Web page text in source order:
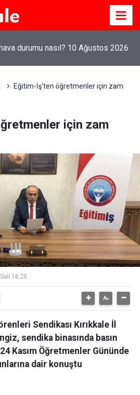
durumu nasıl? 10 Ağustos 2026
Eğitim-İş'ten öğretmenler için zam
için zam
16:20
Sendikası Kırıkkale İl
sendika binasında basın
Kasım Öğretmenler Gününde
dair konuştu